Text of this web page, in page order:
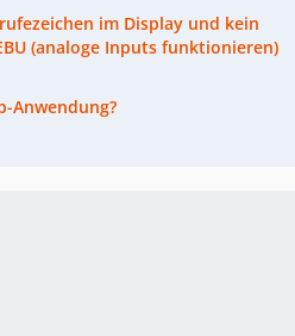
im Display und kein
(analoge Inputs funktionieren)
Anwendung?